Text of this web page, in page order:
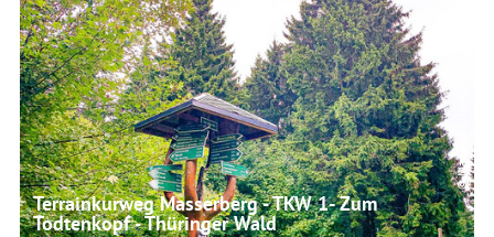
Terrainkurweg Masserberg - TKW 1- Zum
Todtenkopf - Thüringer Wald
© Manuela Grimm, Thüringer Wald